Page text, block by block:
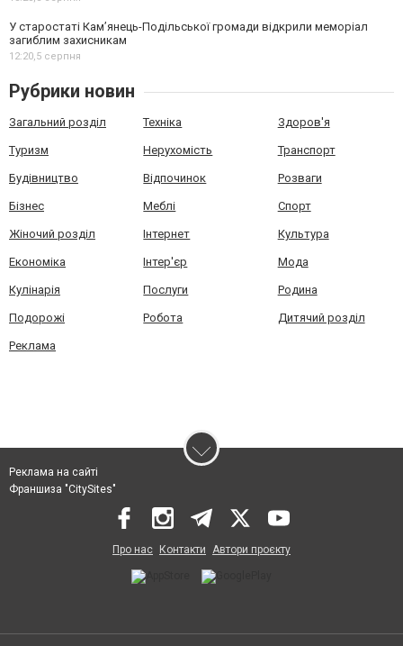
У старостаті Кам’янець-Подільської громади відкрили меморіал
загиблим захисникам
12:20,5 серпня
Рубрики новин
Загальний розділ Техніка Здоров'я
Туризм Нерухомість Транспорт
Будівництво Відпочинок Розваги
Бізнес Меблі Спорт
Жіночий розділ Інтернет Культура
Економіка Інтер'єр Мода
Кулінарія Послуги Родина
Подорожі Робота Дитячий розділ
Реклама
Реклама на сайті
Франшиза "CitySites"
Про нас Контакти Автори проєкту